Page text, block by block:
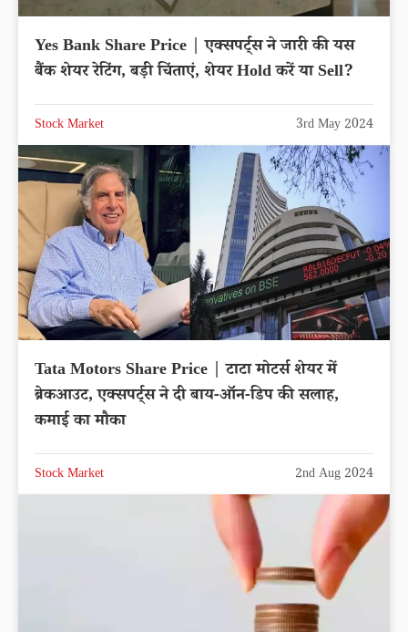
Yes Bank Share Price | एक्सपर्ट्स ने जारी की यस
बैंक शेयर रेटिंग, बड़ी चिंताएं, शेयर Hold करें या Sell?
Stock Market 3rd May 2024
Tata Motors Share Price | टाटा मोटर्स शेयर में
ब्रेकआउट, एक्सपर्ट्स ने दी बाय-ऑन-डिप की सलाह,
कमाई का मौका
Stock Market 2nd Aug 2024